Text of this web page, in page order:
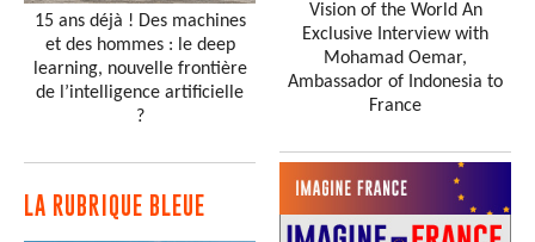
15 ans déjà ! Des machines
et des hommes : le deep
learning, nouvelle frontière
de l’intelligence artificielle
?
LA RUBRIQUE BLEUE
Vision of the World An
Exclusive Interview with
Mohamad Oemar,
Ambassador of Indonesia to
France